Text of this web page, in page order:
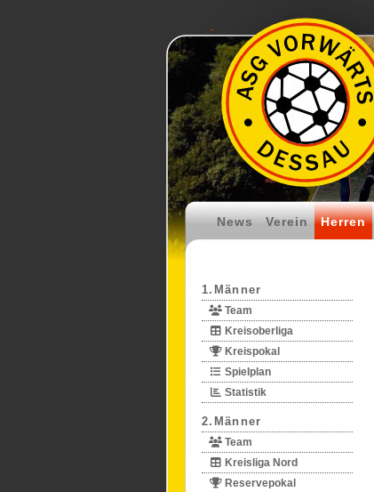
News Verein Herren
1.Männer
Team
Kreisoberliga
Kreispokal
Spielplan
Statistik
2.Männer
Team
Kreisliga Nord
Reservepokal